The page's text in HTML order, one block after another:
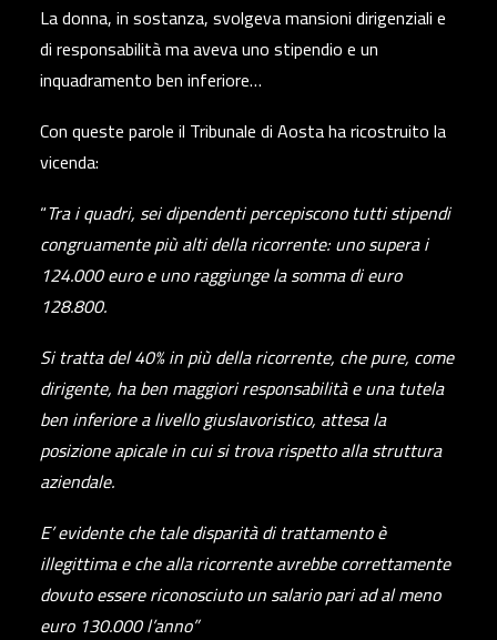
La donna, in sostanza, svolgeva mansioni dirigenziali e
di responsabilità ma aveva uno stipendio e un
inquadramento ben inferiore…
Con queste parole il Tribunale di Aosta ha ricostruito la
vicenda:
“Tra i quadri, sei dipendenti percepiscono tutti stipendi
congruamente più alti della ricorrente: uno supera i
124.000 euro e uno raggiunge la somma di euro
128.800.
Si tratta del 40% in più della ricorrente, che pure, come
dirigente, ha ben maggiori responsabilità e una tutela
ben inferiore a livello giuslavoristico, attesa la
posizione apicale in cui si trova rispetto alla struttura
aziendale.
E’ evidente che tale disparità di trattamento è
illegittima e che alla ricorrente avrebbe correttamente
dovuto essere riconosciuto un salario pari ad al meno
euro 130.000 l’anno”